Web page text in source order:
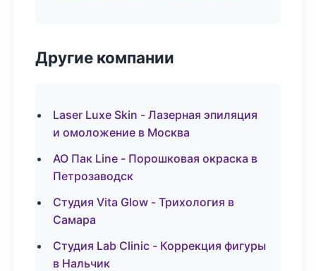
Другие компании
Laser Luxe Skin - Лазерная эпиляция
и омоложение в Москва
АО Пак Line - Порошковая окраска в
Петрозаводск
Студия Vita Glow - Трихология в
Самара
Студия Lab Clinic - Коррекция фигуры
в Нальчик